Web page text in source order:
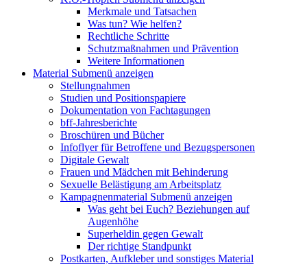
Merkmale und Tatsachen
Was tun? Wie helfen?
Rechtliche Schritte
Schutzmaßnahmen und Prävention
Weitere Informationen
Material Submenü anzeigen
Stellungnahmen
Studien und Positionspapiere
Dokumentation von Fachtagungen
bff-Jahresberichte
Broschüren und Bücher
Infoflyer für Betroffene und Bezugspersonen
Digitale Gewalt
Frauen und Mädchen mit Behinderung
Sexuelle Belästigung am Arbeitsplatz
Kampagnenmaterial Submenü anzeigen
Was geht bei Euch? Beziehungen auf
Augenhöhe
Superheldin gegen Gewalt
Der richtige Standpunkt
Postkarten, Aufkleber und sonstiges Material